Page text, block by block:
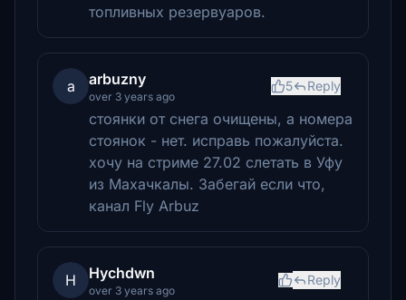
топливных резервуаров.
a arbuzny
over 3 years ago
5 Reply
стоянки от снега очищены, а номера
стоянок - нет. исправь пожалуйста.
хочу на стриме 27.02 слетать в Уфу
из Махачкалы. Забегай если что,
канал Fly Arbuz
H Hychdwn
over 3 years ago
Reply